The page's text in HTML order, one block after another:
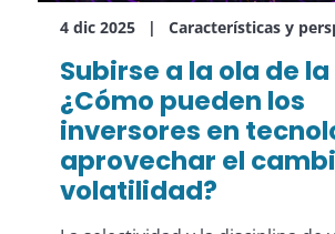
4 dic 2025 Características y
Subirse a la ola de la
¿Cómo pueden los
inversores en
aprovechar el
volatilidad?